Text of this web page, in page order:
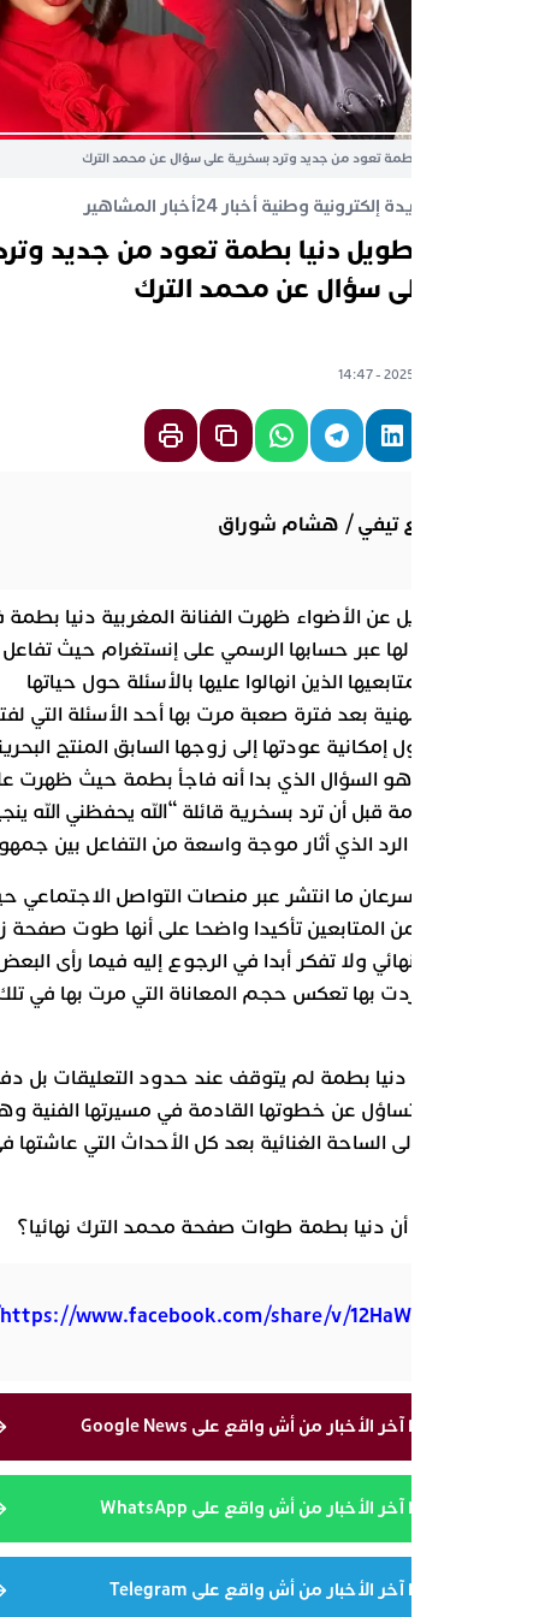
جريدة إلكترونية وطنية أخبار 24 أخبار المشاهير
طويل دنيا بطمة تعود من جديد وترد
على سؤال عن محمد الترك
دنيا بطمة تعود من جديد وترد بسخرية على سؤال عن محمد الترك
واقع تيفي / هشام شوراق
طويل عن الأضواء ظهرت الفنانة المغربية دنيا بطمة في
مباشر لها عبر حسابها الرسمي على إنستغرام حيث تفاعل معها
من متابعيها الذين انهالوا عليها بالأسئلة حول حياتها
والمهنية بعد فترة صعبة مرت بها أحد الأسئلة التي لفتت
كان حول إمكانية عودتها إلى زوجها السابق المنتج البحريني
وهو السؤال الذي بدا أنه فاجأ بطمة حيث ظهرت على
الصدمة قبل أن ترد بسخرية قائلة “الله يحفظني الله ينجيني
وهو الرد الذي أثار موجة واسعة من التفاعل بين جمهورها.
سرعان ما انتشر عبر منصات التواصل الاجتماعي حيث
العديد من المتابعين تأكيدا واضحا على أنها طوت صفحة زواجها
بشكل نهائي ولا تفكر أبدا في الرجوع إليه فيما رأى البعض أن
التي ردت بها تعكس حجم المعاناة التي مرت بها في تلك
رد دنيا بطمة لم يتوقف عند حدود التعليقات بل دفع
إلى التساؤل عن خطوتها القادمة في مسيرتها الفنية وهل
إلى الساحة الغنائية بعد كل الأحداث التي عاشتها في
أن دنيا بطمة طوات صفحة محمد الترك نهائيا؟
https://www.facebook.com/share/v/
تابعوا آخر الأخبار من أش واقع على Google News
تابعوا آخر الأخبار من أش واقع على WhatsApp
تابعوا آخر الأخبار من أش واقع على Telegram